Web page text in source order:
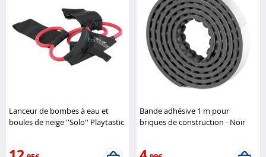
Lanceur de bombes à eau et
boules de neige ''Solo'' Playtastic
Bande adhésive 1 m pour
briques de construction - Noir